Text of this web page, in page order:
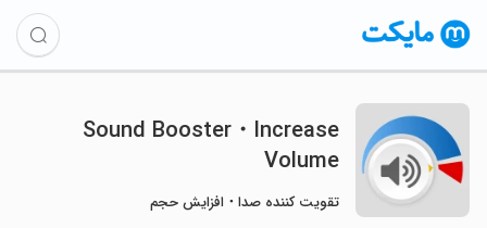
Sound Booster・Increase
Volume
تقویت کننده صدا・افزایش حجم